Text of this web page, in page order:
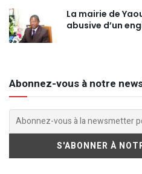
La mairie de
abusive d’un
Abonnez-vous à notre